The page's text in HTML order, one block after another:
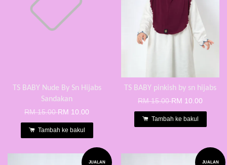
TS BABY Nude By Sn Hijabs
Sandakan
RM 15.00RM 10.00
Tambah ke bakul
TS BABY pinkish by sn hijabs
RM 15.00RM 10.00
Tambah ke bakul
JUALAN JUALAN